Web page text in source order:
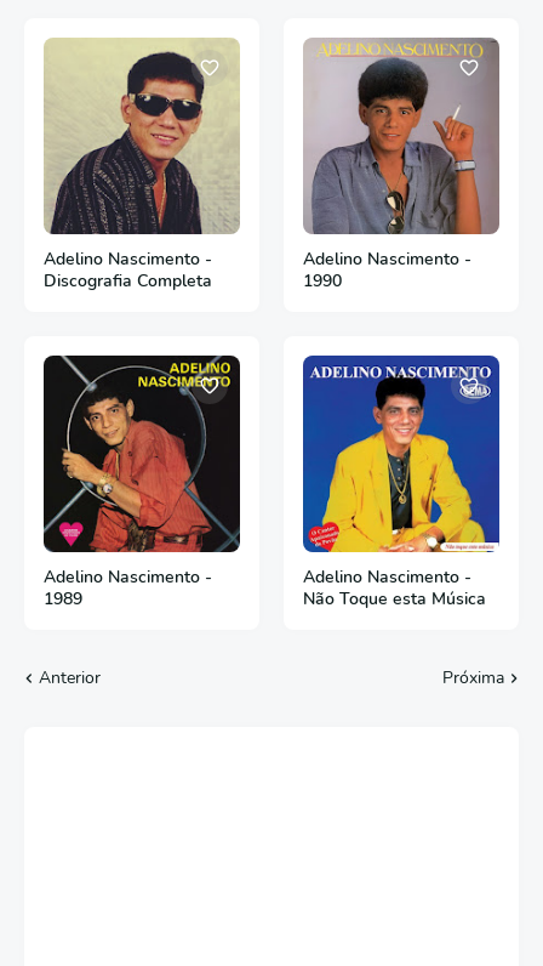
Adelino Nascimento -
Discografia Completa
Adelino Nascimento -
1990
Adelino Nascimento -
1989
Adelino Nascimento -
Não Toque esta Música
Anterior Próxima